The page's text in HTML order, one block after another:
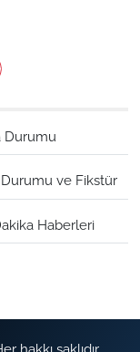
Durumu
ve Fikstür
Haberleri
hakkı saklıdır.